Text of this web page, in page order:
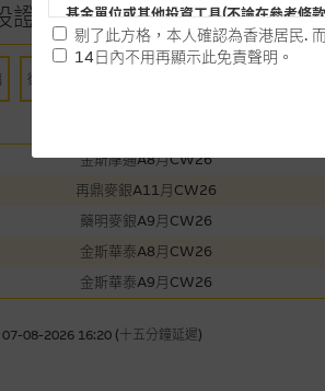
證
街貨量
金斯摩通A8月CW26
再鼎麥銀A11月CW26
藥明麥銀A9月CW26
金斯華泰A8月CW26
金斯華泰A9月CW26
07-08-2026 16:20 (十五分鐘延遲)
基金單位或其他投資工具(不論在參考條
網站內容來自我們在所示日期時認為可
未必完整或準確。麥格理集團不會，亦
予更改或刪除，而毋須作出通知。
任何指示價格報價、公開資料或分析是
的，因此並不保證該類報價單、公開資
績並不保證將來表現。網站內容來自我
何用途上均完整、可靠、準確、合時或
網站內容不構成要約及徵求要約，或作
剔了此方格，本人確認為香港居民.
14日內不用再顯示此免責聲明。